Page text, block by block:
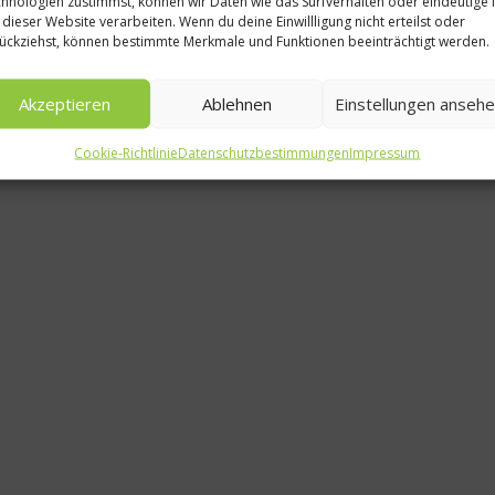
dieser Website verarbeiten. Wenn du deine Einwillligung nicht erteilst oder
können bestimmte Merkmale und Funktionen beeinträchtigt werden.
Akzeptieren Ablehnen Einstellungen
Cookie-RichtlinieDatenschutzbestimmungenImpressum
Was isst
dem
4.